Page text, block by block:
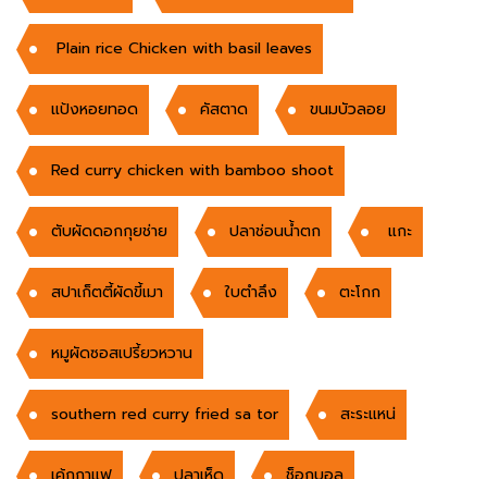
Plain rice Chicken with basil leaves
แป้งหอยทอด คัสตาด ขนมบัวลอย
Red curry chicken with bamboo shoot
ตับผัดดอกกุยช่าย ปลาช่อนน้ำตก แกะ
สปาเก็ตตี้ผัดขี้เมา ใบตำลึง ตะโกก
หมูผัดซอสเปรี้ยวหวาน
southern red curry fried sa tor สะระแหน่